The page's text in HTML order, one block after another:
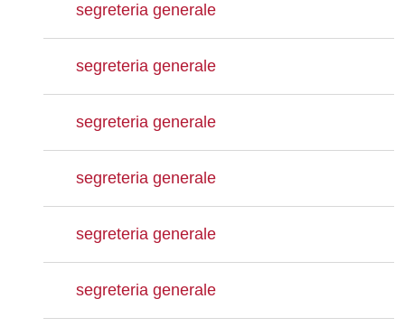
segreteria generale
segreteria generale
segreteria generale
segreteria generale
segreteria generale
segreteria generale